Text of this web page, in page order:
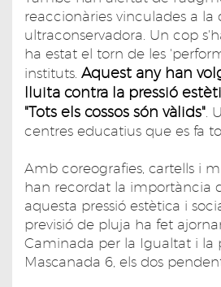
reaccionàries vinculades a la
ultraconservadora. Un cop
ha estat el torn de les
instituts. Aquest any han
lluita contra la pressió
"Tots els cossos són vàlids" .
centres educatius que es fa
Amb coreografies, cartells i
han recordat la importància
aquesta pressió estètica i
previsió de pluja ha fet
Caminada per la Igualtat i la
Mascanada 6, els dos